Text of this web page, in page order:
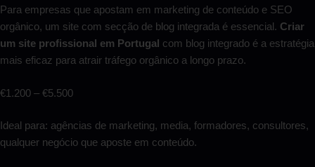
Para empresas que apostam em marketing de conteúdo e SEO
orgânico, um site com secção de blog integrada é essencial. Criar
um site profissional em Portugal com blog integrado é a estratégia
mais eficaz para atrair tráfego orgânico a longo prazo.
€1.200 – €5.500
Ideal para: agências de marketing, media, formadores, consultores,
qualquer negócio que aposte em conteúdo.